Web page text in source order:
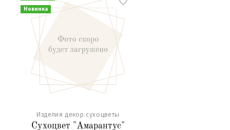
Новинка
Изделия декор.сухоцветы
Сухоцвет "Амарантус"